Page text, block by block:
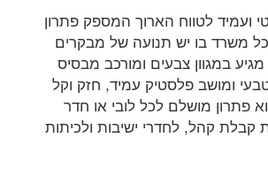
ועמיד לטווח הארוך המספק פתרון
משרד בו יש תנועה של מבקרים
במגוון צבעים ומורכב מבסיס
טבעי ומושב פלסטיק עמיד, חזק וקל
פתרון מושלם לכל לובי או חדר
קהל, לחדרי ישיבות ולכיתות